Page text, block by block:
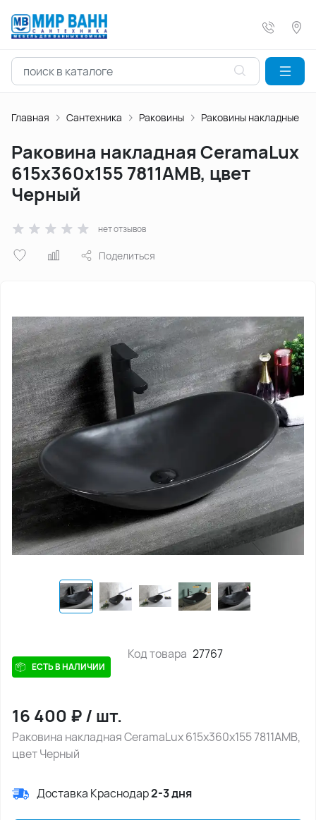
Главная Сантехника Раковины Раковины накладные
Раковина накладная CeramaLux
615х360х155 7811АМВ, цвет
Черный
нет отзывов
Поделиться
ЕСТЬ В НАЛИЧИИ
Код товара 27767
16 400 ₽/ шт.
Раковина накладная CeramaLux 615х360х155 7811АМВ,
цвет Черный
Доставка Краснодар2-3 дня